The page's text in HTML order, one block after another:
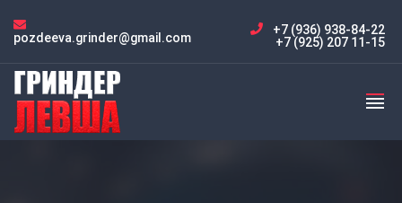
pozdeeva.grinder@gmail.com
+7 (936) 938-84-22
+7 (925) 207 11-15